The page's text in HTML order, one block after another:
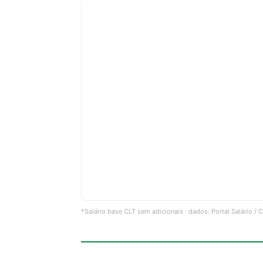
*Salário base CLT sem adicionais · dados: Portal Salário /